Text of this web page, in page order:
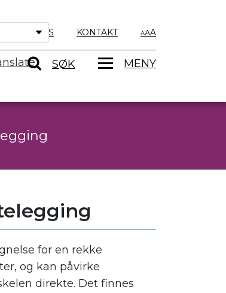
OM OSS KONTAKT A
SØK MENY
for en rekke
og kan påvirke
direkte. Det finnes